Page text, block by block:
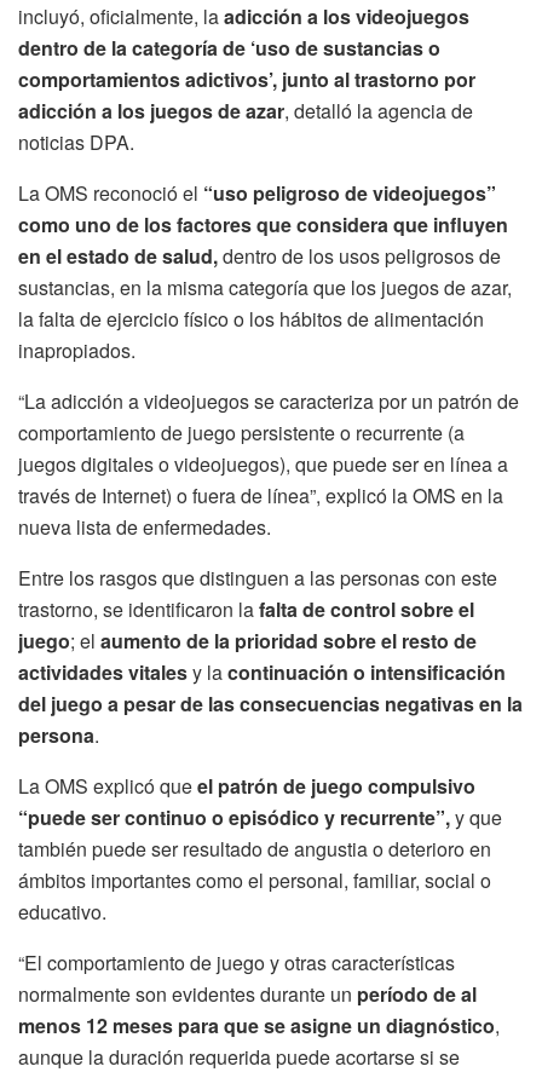
incluyó, oficialmente, laadicción a los videojuegos
dentro de la categoría de ‘uso de sustancias o
comportamientos adictivos’, junto al trastorno por
adicción a los juegos de azar, detalló la agencia de
noticias DPA.
La OMS reconoció el “uso peligroso de videojuegos”
como uno de los factores que considera que influyen
en el estado de salud,dentro de los usos peligrosos de
sustancias, en la misma categoría que los juegos de azar,
la falta de ejercicio físico o los hábitos de alimentación
inapropiados.
“La adicción a videojuegos se caracteriza por un patrón de
comportamiento de juego persistente o recurrente (a
juegos digitales o videojuegos), que puede ser en línea a
través de Internet) o fuera de línea”, explicó la OMS en la
nueva lista de enfermedades.
Entre los rasgos que distinguen a las personas con este
trastorno, se identificaron lafalta de control sobre el
juego; el aumento de la prioridad sobre el resto de
actividades vitalesy lacontinuación o intensificación
del juego a pesar de las consecuencias negativas en la
persona.
La OMS explicó queel patrón de juego compulsivo
“puede ser continuo o episódico y recurrente”,y que
también puede ser resultado de angustia o deterioro en
ámbitos importantes como el personal, familiar, social o
educativo.
“El comportamiento de juego y otras características
normalmente son evidentes durante un período de al
menos 12 meses para que se asigne un diagnóstico,
aunque la duración requerida puede acortarse si se